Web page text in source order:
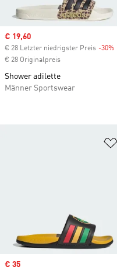
Sale price
€ 19,60
€ 28 Letzter niedrigster Preis -30%
€ 28 Originalpreis
Shower adilette
Männer Sportswear
Sale price
€ 35